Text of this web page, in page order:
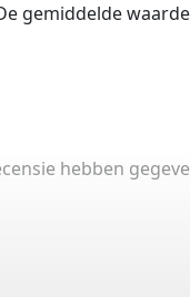
gemiddelde
hebben